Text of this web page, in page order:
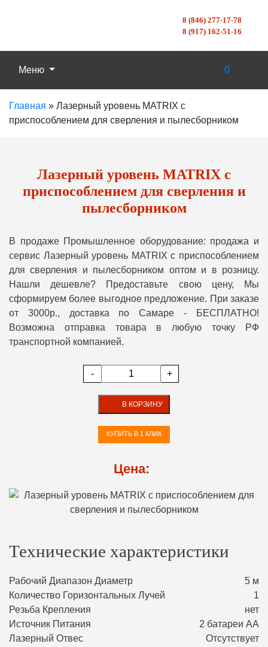
8 (846) 277-17-78
8 (917) 162-51-16
Меню 0
Главная » Лазерный уровень MATRIX с
приспособлением для сверления и пылесборником
Лазерный уровень MATRIX с
приспособлением для сверления и
пылесборником
В продаже Промышленное оборудование: продажа и
сервис Лазерный уровень MATRIX с приспособлением
для сверления и пылесборником оптом и в розницу.
Нашли дешевле? Предоставьте свою цену, Мы
сформируем более выгодное предложение. При заказе
от 3000р., доставка по Самаре - БЕСПЛАТНО!
Возможна отправка товара в любую точку РФ
транспортной компанией.
- +
В КОРЗИНУ
КУПИТЬ В 1 КЛИК
Цена:
Технические характеристики
Рабочий Диапазон Диаметр
5 м
Количество Горизонтальных Лучей
1
Резьба Крепления
нет
Источник Питания
2 батареи АА
Лазерный Отвес
Отсутствует